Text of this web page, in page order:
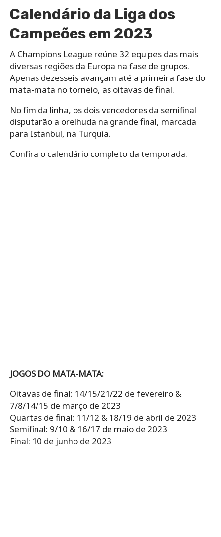
Calendário da Liga dos
Campeões em 2023
A Champions League reúne 32 equipes das mais
diversas regiões da Europa na fase de grupos.
Apenas dezesseis avançam até a primeira fase do
mata-mata no torneio, as oitavas de final.
No fim da linha, os dois vencedores da semifinal
disputarão a orelhuda na grande final, marcada
para Istanbul, na Turquia.
Confira o calendário completo da temporada.
JOGOS DO MATA-MATA:
Oitavas de final: 14/15/21/22 de fevereiro &
7/8/14/15 de março de 2023
Quartas de final: 11/12 & 18/19 de abril de 2023
Semifinal: 9/10 & 16/17 de maio de 2023
Final: 10 de junho de 2023